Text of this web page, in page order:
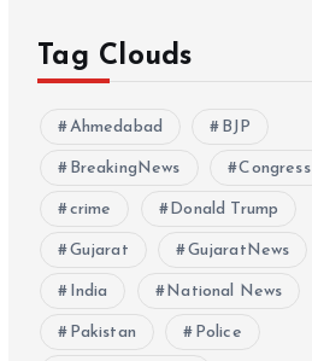
Tag Clouds
Ahmedabad BJP
BreakingNews Congress
crime Donald Trump
Gujarat GujaratNews
India National News
Pakistan Police